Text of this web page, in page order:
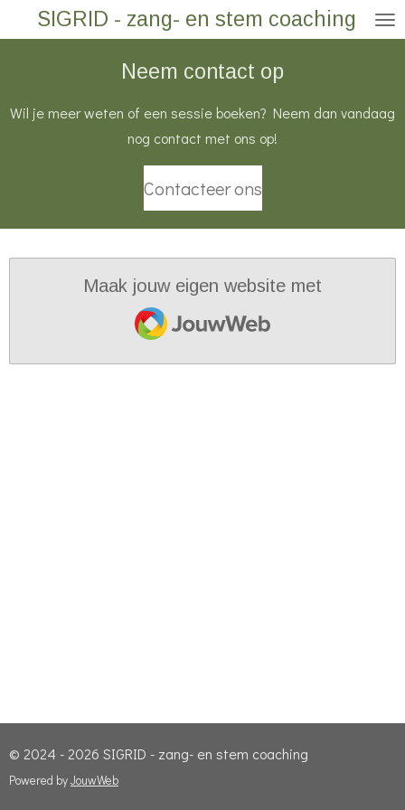
hoofdinhoud
SIGRID - zang- en stem coaching
Neem contact op
Wil je meer weten of een sessie boeken? Neem dan vandaag
nog contact met ons op!
Contacteer ons
Maak jouw eigen website met
JouwWeb
© 2024 - 2026 SIGRID - zang- en stem coaching
Powered byJouwWeb